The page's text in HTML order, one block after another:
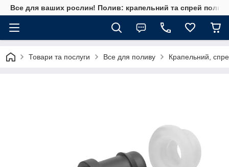
Все для ваших рослин! Полив: крапельний та спрей полив,
Товари та послуги Все для поливу Крапельний,